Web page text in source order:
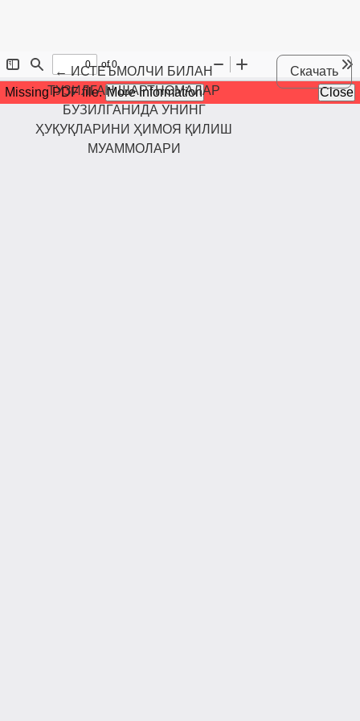
←Maqola tafsilotlariga qaytish
ИСТЕЪМОЛЧИ БИЛАН
ТУЗИЛГАН ШАРТНОМАЛАР
БУЗИЛГАНИДА УНИНГ
ҲУҚУҚЛАРИНИ ҲИМОЯ ҚИЛИШ
МУАММОЛАРИ
Скачать